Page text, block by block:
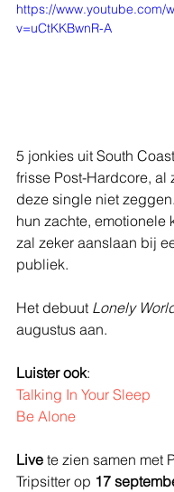
https://www.youtube.com/
v=uCtKKBwnR-A
5 jonkies uit South
frisse Post-Hardcore, al
deze single niet zeggen.
hun zachte, emotionele
zal zeker aanslaan bij
publiek.
Het debuut Lonely
augustus aan.
Luister ook:
Talking In Your Sleep
Be Alone
Live te zien samen met
Tripsitter op 17